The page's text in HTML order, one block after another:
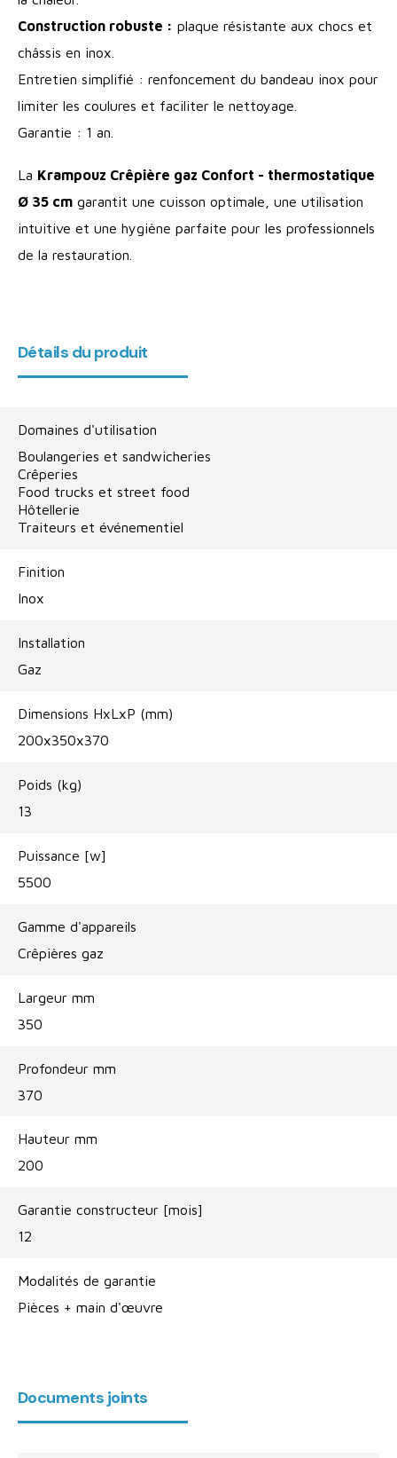
Construction robuste : plaque résistante aux chocs et
châssis en inox.
Entretien simplifié : renfoncement du bandeau inox pour
limiter les coulures et faciliter le nettoyage.
Garantie : 1 an.
La Krampouz Crêpière gaz Confort - thermostatique
Ø 35 cmgarantit une cuisson optimale, une utilisation
intuitive et une hygiène parfaite pour les professionnels
de la restauration.
Détails du produit
Domaines d'utilisation
Boulangeries et sandwicheries
Crêperies
Food trucks et street food
Hôtellerie
Traiteurs et événementiel
Finition
Inox
Installation
Gaz
Dimensions HxLxP (mm)
200x350x370
Poids (kg)
13
Puissance [w]
5500
Gamme d'appareils
Crêpières gaz
Largeur mm
350
Profondeur mm
370
Hauteur mm
200
Garantie constructeur [mois]
12
Modalités de garantie
Pièces + main d'œuvre
Documents joints